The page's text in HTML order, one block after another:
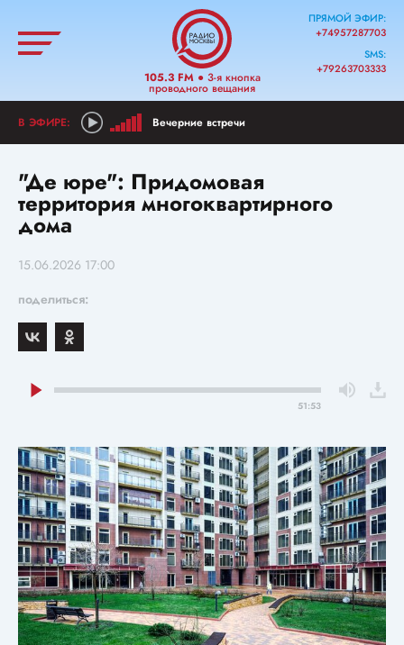
105.3 FM● 3-я кнопка
проводного вещания
ПРЯМОЙ ЭФИР:
+74957287703
SMS:
+79263703333
Вечерние встречи
"Де юре": Придомовая
территория многоквартирного
дома
15.06.2026 17:00
поделиться:
51:53